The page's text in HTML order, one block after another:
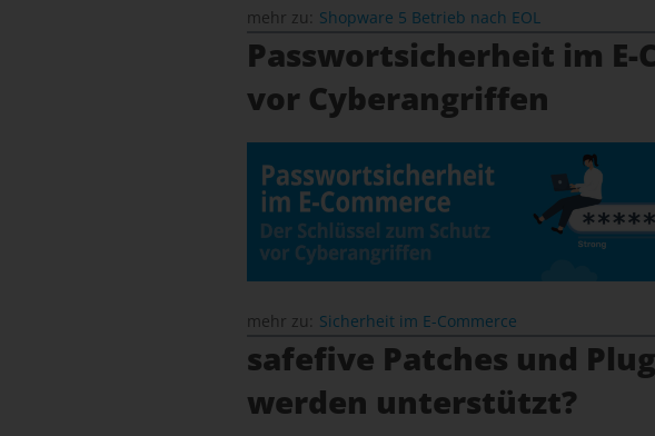
mehr zu: Shopware 5 Betrieb nach EOL
Passwortsicherheit im E-
vor Cyberangriffen
mehr zu: Sicherheit im E-Commerce
safefive Patches und
werden unterstützt?